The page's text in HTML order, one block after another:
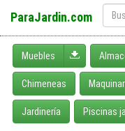
ParaJardin.com
Muebles Desplegar
Chimeneas
Jardinería Piscinas